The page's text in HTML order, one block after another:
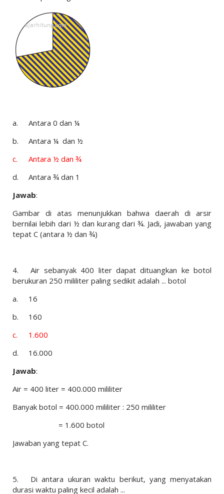
a.
Antara 0 dan ¼
b.
Antara ¼ dan ½
c.
Antara ½ dan ¾
d.
Antara ¾ dan 1
Jawab:
Gambar di atas menunjukkan bahwa daerah di arsir
bernilai lebih dari ½ dan kurang dari ¾. Jadi, jawaban yang
tepat C (antara ½ dan ¾)
4.
Air sebanyak 400 liter dapat dituangkan ke botol
berukuran 250 mililiter paling sedikit adalah ... botol
a.
16
b.
160
c.
1.600
d.
16.000
Jawab:
Air = 400 liter = 400.000 mililiter
Banyak botol = 400.000 mililiter : 250 mililiter
= 1.600 botol
Jawaban yang tepat C.
5.
Di antara ukuran waktu berikut, yang menyatakan
durasi waktu paling kecil adalah ...